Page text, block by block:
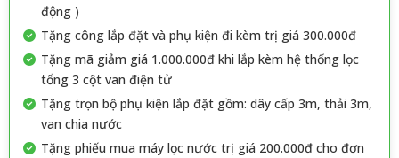
động )
Tặng công lắp đặt và phụ kiện đi kèm trị giá 300.000đ
Tặng mã giảm giá 1.000.000đ khi lắp kèm hệ thống lọc
tổng 3 cột van điện tử
Tặng trọn bộ phụ kiện lắp đặt gồm: dây cấp 3m, thải 3m,
van chia nước
Tặng phiếu mua máy lọc nước trị giá 200.000đ cho đơn